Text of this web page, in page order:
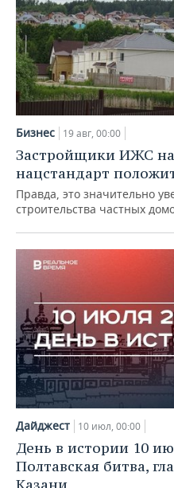
Бизнес 19 авг, 00:00
Застройщики ИЖС
нацстандарт
Правда, это значительно
строительства частных
Дайджест 10 июл, 00:00
День в истории 10
Полтавская битва,